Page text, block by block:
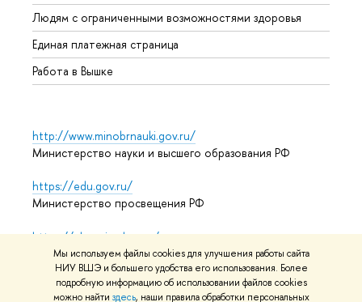
Мы используем файлы cookies для улучшения работы сайта
НИУ ВШЭ и большего удобства его использования. Более
подробную информацию об использовании файлов cookies
можно найти здесь, наши правила обработки персональных
Людям с ограниченными возможностями здоровья
Единая платежная страница
Работа в Вышке
http://www.minobrnauki.gov.ru/
Министерство науки и высшего образования РФ
https://edu.gov.ru/
Министерство просвещения РФ
https://elearning.hse.ru/mooc
Массовые открытые онлайн-курсы